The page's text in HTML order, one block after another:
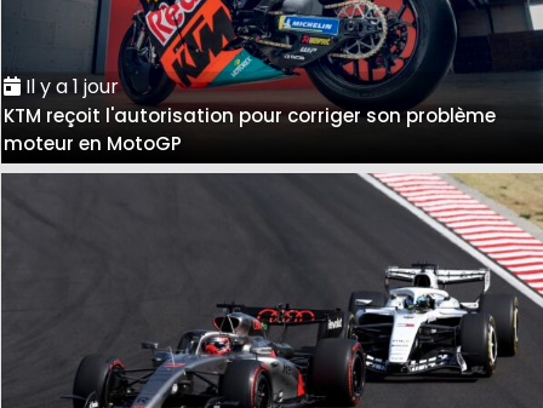
Il y a 1 jour
KTM reçoit l'autorisation pour corriger son problème
moteur en MotoGP